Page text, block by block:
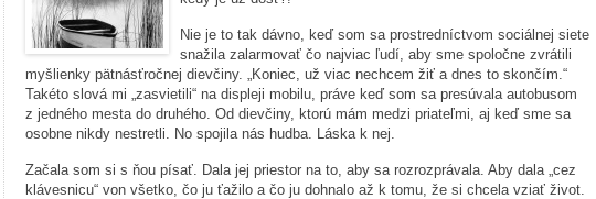
Nie je to tak dávno, keď som sa prostredníctvom sociálnej siete
snažila zalarmovať čo najviac ľudí, aby sme spoločne zvrátili
myšlienky pätnásťročnej dievčiny. „Koniec, už viac nechcem žiť a dnes to skončím.“
Takéto slová mi „zasvietili“ na displeji mobilu, práve keď som sa presúvala autobusom
z jedného mesta do druhého. Od dievčiny, ktorú mám medzi priateľmi, aj keď sme sa
osobne nikdy nestretli. No spojila nás hudba. Láska k nej.
Začala som si s ňou písať. Dala jej priestor na to, aby sa rozrozprávala. Aby dala „cez
klávesnicu“ von všetko, čo ju ťažilo a čo ju dohnalo až k tomu, že si chcela vziať život.